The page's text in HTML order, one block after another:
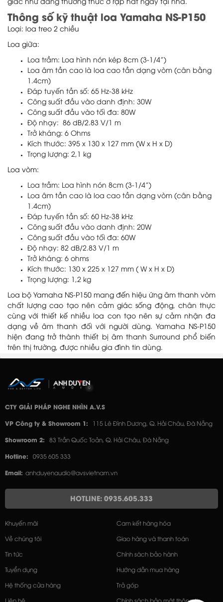
giác như đang thưởng thức ở rạp hát ngay tại nhà.
Thông số kỹ thuật loa Yamaha NS-P150
Loại: loa treo 2 chiều
Loa giữa:
Loa trầm: Loa hình nón kép 8cm (3-1/4”)
Loa âm tần cao là loa cao tần dạng vòm (cân bằng
1.4cm)
Đáp tuyến tần số: 65 Hz-38 kHz
Công suất đầu vào danh định: 30W
Công suất đầu vào tối đa: 80W
Độ nhạy: 86 dB/2.83 V/1 m
Trở kháng: 6 Ohms
Kích thước: 395 x 130 x 127 mm (W x H x D)
Trọng lượng: 2,1 kg
Loa vòm:
Loa trầm: Loa hình nón 8cm (3-1/4”)
Loa âm tần cao là loa cao tần dạng vòm (cân bằng
1.4cm)
Đáp tuyến tần số: 60 Hz-38 kHz
Công suất đầu vào danh định: 20W
Công suất đầu vào tối đa: 60W
Độ nhạy: 82 dB/2.83 V/1 m
Trở kháng: 6 ohms
Kích thước: 130 x 225 x 127 mm ( W x H x D)
Trọng lượng: 1,2 kg
Loa bộ Yamaha NS-P150 mang đến hiệu ứng âm thanh vòm
chất lượng cao tạo nên cảm giác sống động, chân thực
cùng với thiết kế nhiều loa con tạo nên sự cảm nhận đa
dạng về âm thanh đối với người dùng. Yamaha NS-P150
hiện đang trở thành thiết bị âm thanh Surround phổ biến
trên thị trường, được nhiều gia đình tin dùng.
CTY GIẢI PHÁP NGHE NHÌN A.V.S
VP Công ty & Showroom 1: 115 Lê Đình Dương, Q. Hải Châu, Đà Nẵng
Showroom 2: 83 Trần Quốc Toản, Q. Hải Châu, Đà Nẵng
Hotline: 0935 605 333
Email: anhduyenaudio@avsvietnam.vn
HOTLINE: 0935.605.333
Khuyến mãi
Về chúng tôi
Tin tức
Tuyển dụng
Hệ thống cửa hàng
Cam kết hàng hóa
Giao hàng và thanh toán
Chính sách bảo hành
Hướng dẫn mua hàng
Trả góp